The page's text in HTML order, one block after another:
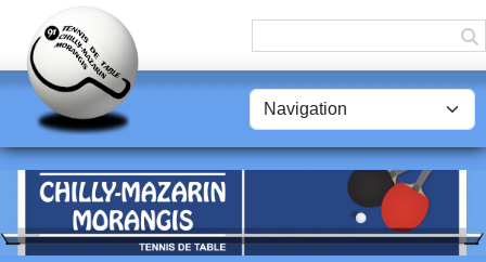
Panneau de gestion des cookies